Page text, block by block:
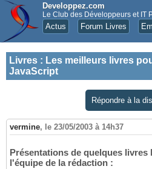
Developpez.com
Le Club des Développeurs et IT
Actus Forum Livres
Livres : Les meilleurs livres
JavaScript
Répondre à la
vermine, le 23/05/2003 à 14h37
Présentations de quelques livres
l'équipe de la rédaction :